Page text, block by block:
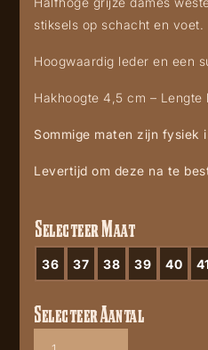
stiksels op schacht en voet.
Hoogwaardig leder en een
Hakhoogte 4,5 cm – Lengte
Sommige maten zijn fysiek
Levertijd om deze na te
Selecteer Maat
36 37 38 39 40 41
Mayura
Selecteer Aantal